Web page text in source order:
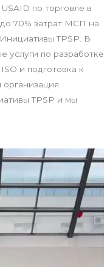
по торговле в
70% затрат МСП на
TPSP. В
услуги по разработке
и подготовка к
TPSP и мы